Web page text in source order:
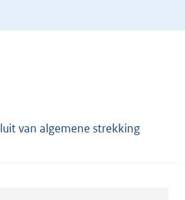
van algemene strekking